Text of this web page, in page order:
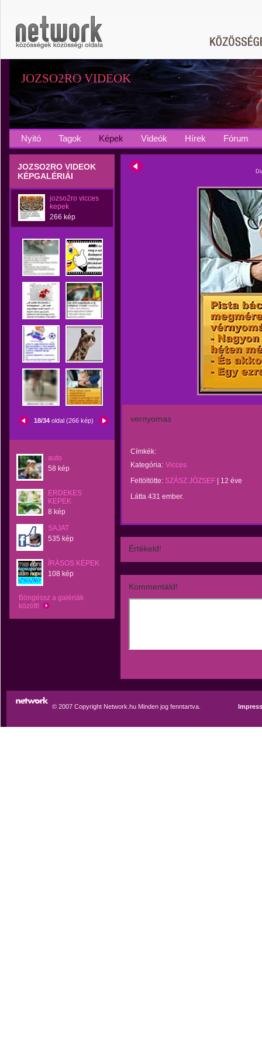
JOZSO2RO VIDEOK
Nyitó Tagok Képek Videók Hírek Fórum
JOZSO2RO VIDEOK
KÉPGALÉRIÁI
jozso2ro vicces
kepek
266 kép
18/34 oldal (266 kép)
auto
58 kép
ERDEKES
KEPEK
8 kép
SAJAT
535 kép
ÍRÁSOS KÉPEK
108 kép
Böngéssz a galériák
között!
vernyomas
Címkék:
Kategória: Vicces
Feltöltötte: SZÁSZ JÓZSEF
12 éve
Látta 431 ember.
Értékeld!
Kommentáld!
© 2007 Copyright Network.hu Minden jog fenntartva.